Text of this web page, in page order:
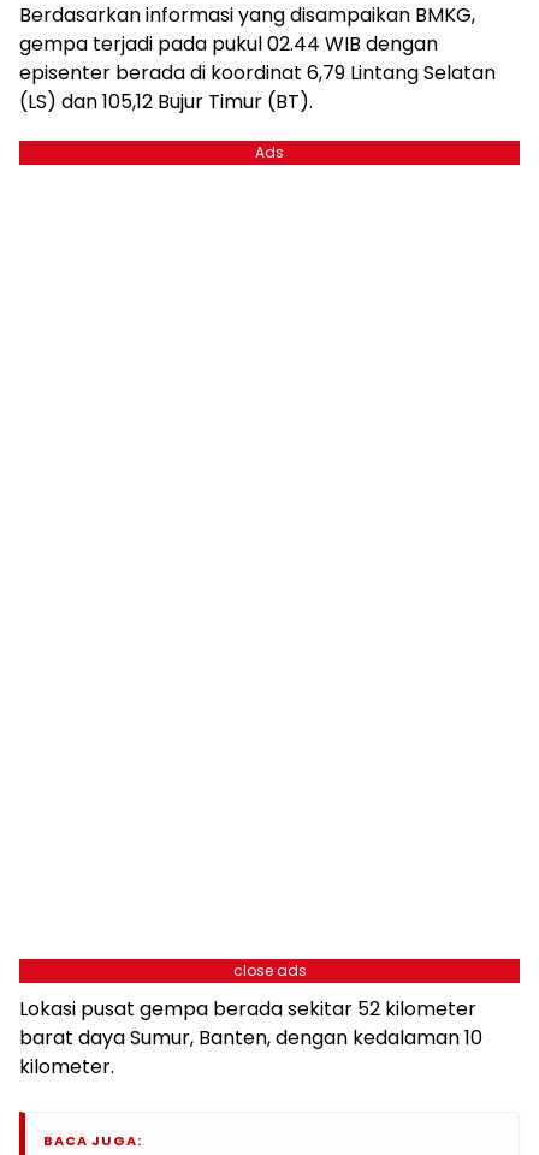
Berdasarkan informasi yang disampaikan BMKG,
gempa terjadi pada pukul 02.44 WIB dengan
episenter berada di koordinat 6,79 Lintang Selatan
(LS) dan 105,12 Bujur Timur (BT).
Ads
close ads
Lokasi pusat gempa berada sekitar 52 kilometer
barat daya Sumur, Banten, dengan kedalaman 10
kilometer.
BACA JUGA: